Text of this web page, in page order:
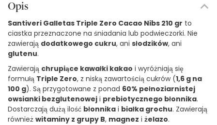
Opis
Santiveri Galletas Triple Zero Cacao Nibs 210 gr to
ciastka przeznaczone na śniadania lub podwieczorki. Nie
zawierają dodatkowego cukru, ani słodzików, ani
glutenu.
Zawierają chrupiące kawałki kakao i wyróżniają się
formułą Triple Zero, z niską zawartością cukrów (1,6 g na
100 g). Są przygotowane z ponad 60% pełnoziarnistej
owsianki bezglutenowej i prebiotycznego błonnika.
Dostarczają dużą ilość błonnika i białka grochu. Zawierają
również witaminy z grupy B, magnez i żelazo.